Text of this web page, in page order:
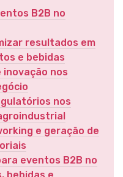
B2B no
resultados em
e bebidas
inovação nos
nos
e geração de
eventos B2B no